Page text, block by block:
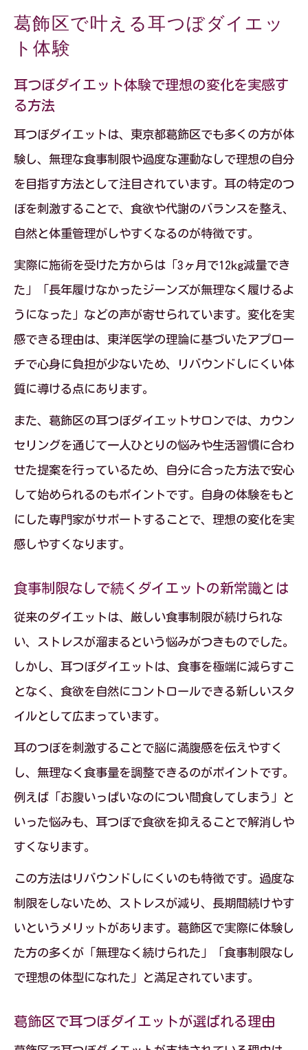
無理な運動不要で始める耳つぼダイエッ
ト入門
忙しい女性に耳つぼダイエットが人気の
耳つぼダイエットで自然な食欲コントロール
を実感
耳つぼダイエットで食欲を無理なく抑え
るコツ
自然に痩せる耳つぼダイエットの仕組み
を解説
食事制限なしで満足感を得る耳つぼの秘
密
食欲コントロールが苦手な人にも耳つぼ
ダイエット
葛飾区で実感できる耳つぼダイエットの
効果
運動が苦手なら耳つぼダイエットがおすすめ
運動不要な耳つぼダイエットの魅力と実
践法
耳つぼダイエットで無理せず理想へ近づ
く方法
無理なく変われる耳つぼダイエットの魅
力とは
耳つぼダイエットで自信が持てるように
なる理由
耳つぼダイエットで無理ない食事管理を
葛飾区で叶える耳つぼダイエッ
ト体験
耳つぼダイエット体験で理想の変化を実感す
る方法
耳つぼダイエットは、東京都葛飾区でも多くの方が体
験し、無理な食事制限や過度な運動なしで理想の自分
を目指す方法として注目されています。耳の特定のつ
ぼを刺激することで、食欲や代謝のバランスを整え、
自然と体重管理がしやすくなるのが特徴です。
実際に施術を受けた方からは「3ヶ月で12kg減量でき
た」「長年履けなかったジーンズが無理なく履けるよ
うになった」などの声が寄せられています。変化を実
感できる理由は、東洋医学の理論に基づいたアプロー
チで心身に負担が少ないため、リバウンドしにくい体
質に導ける点にあります。
また、葛飾区の耳つぼダイエットサロンでは、カウン
セリングを通じて一人ひとりの悩みや生活習慣に合わ
せた提案を行っているため、自分に合った方法で安心
して始められるのもポイントです。自身の体験をもと
にした専門家がサポートすることで、理想の変化を実
感しやすくなります。
食事制限なしで続くダイエットの新常識とは
従来のダイエットは、厳しい食事制限が続けられな
い、ストレスが溜まるという悩みがつきものでした。
しかし、耳つぼダイエットは、食事を極端に減らすこ
となく、食欲を自然にコントロールできる新しいスタ
イルとして広まっています。
耳のつぼを刺激することで脳に満腹感を伝えやすく
し、無理なく食事量を調整できるのがポイントです。
例えば「お腹いっぱいなのについ間食してしまう」と
いった悩みも、耳つぼで食欲を抑えることで解消しや
すくなります。
この方法はリバウンドしにくいのも特徴です。過度な
制限をしないため、ストレスが減り、長期間続けやす
いというメリットがあります。葛飾区で実際に体験し
た方の多くが「無理なく続けられた」「食事制限なし
で理想の体型になれた」と満足されています。
葛飾区で耳つぼダイエットが選ばれる理由